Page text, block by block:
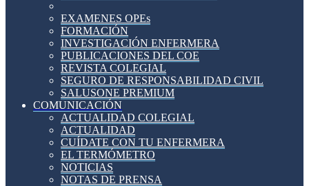
EXAMENES OPEs
FORMACIÓN
INVESTIGACIÓN ENFERMERA
PUBLICACIONES DEL COE
REVISTA COLEGIAL
SEGURO DE RESPONSABILIDAD CIVIL
SALUSONE PREMIUM
COMUNICACIÓN
ACTUALIDAD COLEGIAL
ACTUALIDAD
CUÍDATE CON TU ENFERMERA
EL TERMÓMETRO
NOTICIAS
NOTAS DE PRENSA